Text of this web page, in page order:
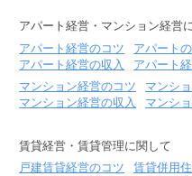
アパート経営・マンション経営
アパート経営のコツ
アパート
アパート経営の収入
アパート
マンション経営のコツ
マンシ
マンション経営の収入
マンシ
賃貸経営・賃貸管理に関して
戸建賃貸経営のコツ
賃貸併用